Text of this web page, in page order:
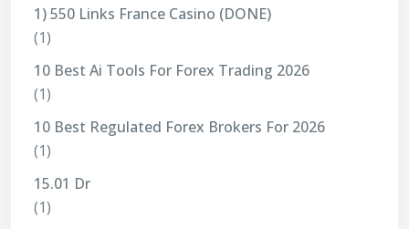
1) 550 Links France Casino (DONE)
(1)
10 Best Ai Tools For Forex Trading 2026
(1)
10 Best Regulated Forex Brokers For 2026
(1)
15.01 Dr
(1)